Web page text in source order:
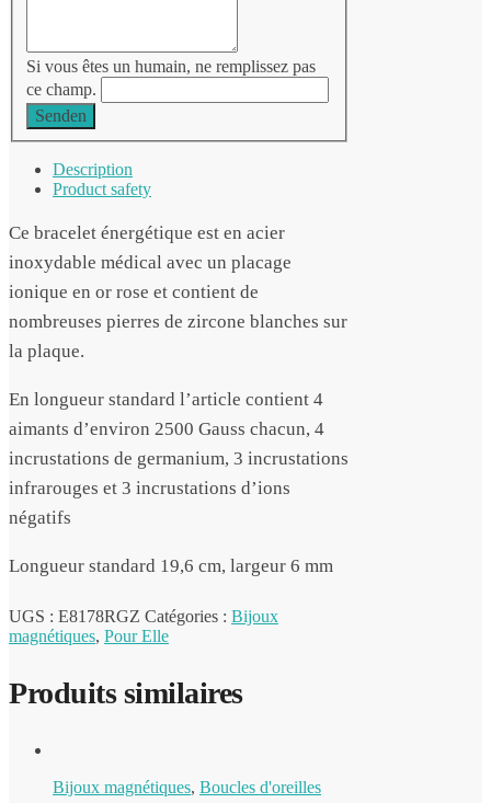
Si vous êtes un humain, ne remplissez pas
ce champ.
Senden
Description
Product safety
Ce bracelet énergétique est en acier
inoxydable médical avec un placage
ionique en or rose et contient de
nombreuses pierres de zircone blanches sur
la plaque.
En longueur standard l’article contient 4
aimants d’environ 2500 Gauss chacun, 4
incrustations de germanium, 3 incrustations
infrarouges et 3 incrustations d’ions
négatifs
Longueur standard 19,6 cm, largeur 6 mm
UGS : E8178RGZ Catégories : Bijoux
magnétiques, Pour Elle
Produits similaires
Bijoux magnétiques, Boucles d'oreilles